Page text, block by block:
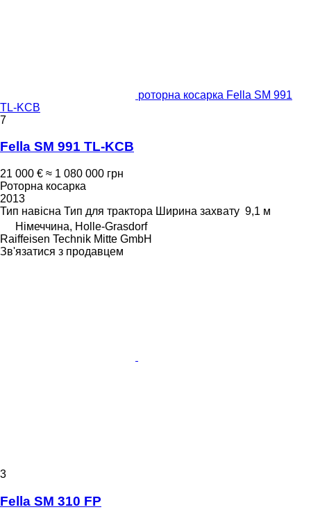
роторна косарка Fella SM 991
TL-KCB
7
Fella SM 991 TL-KCB
21 000 € ≈ 1 080 000 грн
Роторна косарка
2013
Тип навісна Тип для трактора Ширина захвату 9,1 м
Німеччина, Holle-Grasdorf
Raiffeisen Technik Mitte GmbH
Зв'язатися з продавцем
3
Fella SM 310 FP